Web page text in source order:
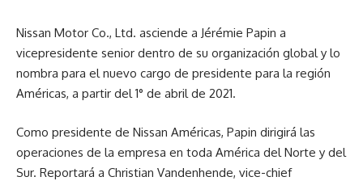
Nissan Motor Co., Ltd. asciende a Jérémie Papin a
vicepresidente senior dentro de su organización global y lo
nombra para el nuevo cargo de presidente para la región
Américas, a partir del 1° de abril de 2021.
Como presidente de Nissan Américas, Papin dirigirá las
operaciones de la empresa en toda América del Norte y del
Sur. Reportará a Christian Vandenhende, vice-chief